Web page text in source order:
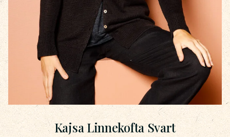
Kajsa Linnekofta Svart